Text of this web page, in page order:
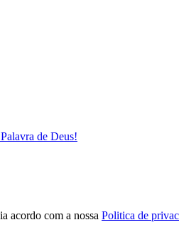
de Deus!
acordo com a nossa Politica de